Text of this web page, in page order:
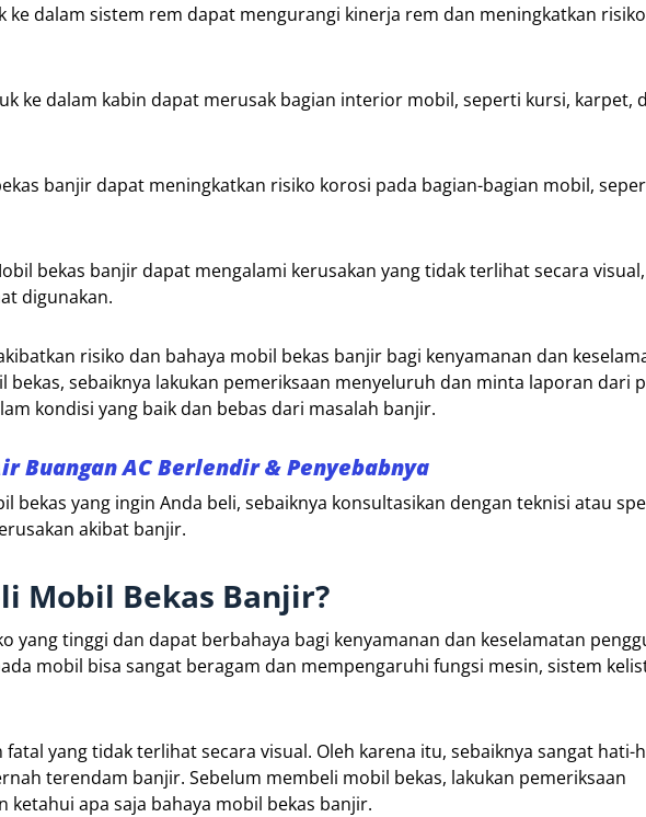
ke dalam sistem rem dapat mengurangi kinerja rem dan meningkatkan risiko
ke dalam kabin dapat merusak bagian interior mobil, seperti kursi, karpet,
banjir dapat meningkatkan risiko korosi pada bagian-bagian mobil,
bekas banjir dapat mengalami kerusakan yang tidak terlihat secara
digunakan.
risiko dan bahaya mobil bekas banjir bagi kenyamanan dan
sebaiknya lakukan pemeriksaan menyeluruh dan minta laporan dari
kondisi yang baik dan bebas dari masalah banjir.
Buangan AC Berlendir & Penyebabnya
bekas yang ingin Anda beli, sebaiknya konsultasikan dengan teknisi atau
akibat banjir.
Mobil Bekas Banjir?
yang tinggi dan dapat berbahaya bagi kenyamanan dan keselamatan
mobil bisa sangat beragam dan mempengaruhi fungsi mesin, sistem
yang tidak terlihat secara visual. Oleh karena itu, sebaiknya sangat hati-
terendam banjir. Sebelum membeli mobil bekas, lakukan pemeriksaan
apa saja bahaya mobil bekas banjir.